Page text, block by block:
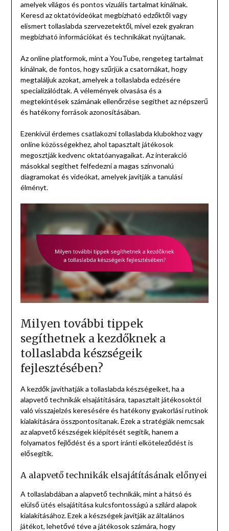
amelyek világos és pontos vizuális tartalmat kínálnak.
Keresd az oktatóvideókat megbízható edzőktől vagy
elismert tollaslabda szervezetektől, mivel ezek gyakran
megbízható információkat és technikákat nyújtanak.
Az online platformok, mint a YouTube, rengeteg tartalmat
kínálnak, de fontos, hogy szűrjük a csatornákat, hogy
megtaláljuk azokat, amelyek a tollaslabda edzésére
specializálódtak. A vélemények olvasása és a
megtekintések számának ellenőrzése segíthet az népszerű
és hatékony források azonosításában.
Ezenkívül érdemes csatlakozni tollaslabda klubokhoz vagy
online közösségekhez, ahol tapasztalt játékosok
megosztják kedvenc oktatóanyagaikat. Az interakció
másokkal segíthet felfedezni a magas színvonalú
diagramokat és videókat, amelyek javítják a tanulási
élményt.
Milyen további tippek
segíthetnek a kezdőknek a
tollaslabda készségeik
fejlesztésében?
A kezdők javíthatják a tollaslabda készségeiket, ha a
alapvető technikák elsajátítására, tapasztalt játékosoktól
való visszajelzés keresésére és hatékony gyakorlási rutinok
kialakítására összpontosítanak. Ezek a stratégiák nemcsak
az alapvető készségek kiépítését segítik, hanem a
folyamatos fejlődést és a sport iránti elköteleződést is
elősegítik.
A alapvető technikák elsajátításának előnyei
A tollaslabdában a alapvető technikák, mint a hátsó és
elülső ütés elsajátítása kulcsfontosságú a szilárd alapok
kialakításához. Ezek a készségek javítják az általános
játékot, lehetővé téve a játékosok számára, hogy